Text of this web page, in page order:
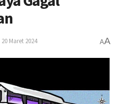
20 Maret 2024 AA